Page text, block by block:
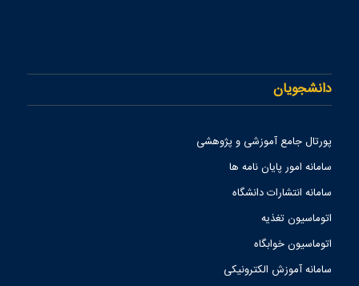
دانشجویان
پورتال جامع آموزشی و پژوهشی
سامانه امور پایان نامه ها
سامانه انتشارات دانشگاه
اتوماسیون تغذیه
اتوماسیون خوابگاه
سامانه آموزش الکترونیکی